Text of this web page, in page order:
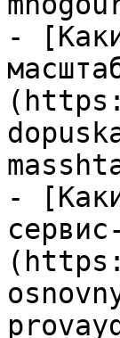
-
-